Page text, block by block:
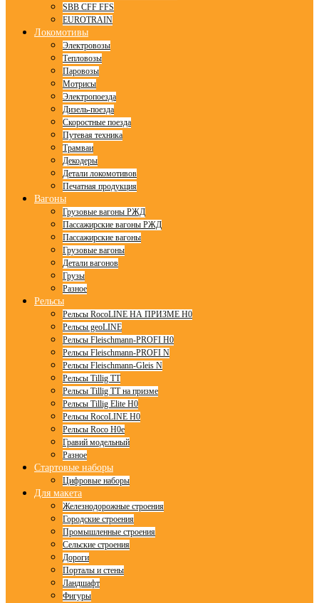
SBB CFF FFS
EUROTRAIN
Локомотивы
Электровозы
Тепловозы
Паровозы
Мотрисы
Электропоезда
Дизель-поезда
Скоростные поезда
Путевая техника
Трамваи
Декодеры
Детали локомотивов
Печатная продукция
Вагоны
Грузовые вагоны РЖД
Пассажирские вагоны РЖД
Пассажирские вагоны
Грузовые вагоны
Детали вагонов
Грузы
Разное
Рельсы
Рельсы RocoLINE НА ПРИЗМЕ H0
Рельсы geoLINE
Рельсы Fleischmann-PROFI H0
Рельсы Fleischmann-PROFI N
Рельсы Fleischmann-Gleis N
Рельсы Tillig TT
Рельсы Tillig TT на призме
Рельсы Tillig Elite H0
Рельсы RocoLINE H0
Рельсы Roco H0e
Гравий модельный
Разное
Стартовые наборы
Цифровые наборы
Для макета
Железнодорожные строения
Городские строения
Промышленные строения
Сельские строения
Дороги
Порталы и стены
Ландшафт
Фигуры